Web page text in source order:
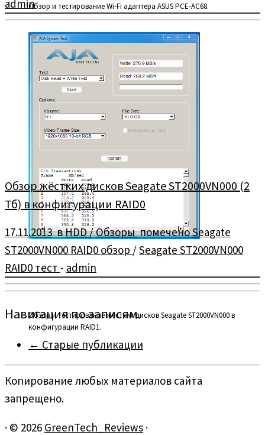
Обзор и тестирование Wi-Fi адаптера ASUS PCE-AC68.
admin
Обзор и тестирование жёстких дисков Seagate ST2000VN000 в
конфигурации RAID1.
Обзор жёстких дисков Seagate ST2000VN000 (2
Тб) в конфигурации RAID0
17.11.2013вHDD/ОбзорыпомеченоSeagate
ST2000VN000 RAID0 обзор /Seagate ST2000VN000
RAID0 тест - admin
Навигация по записям
← Старые публикации
Копирование любых материалов сайта
запрещено.
· © 2026 GreenTech_Reviews ·